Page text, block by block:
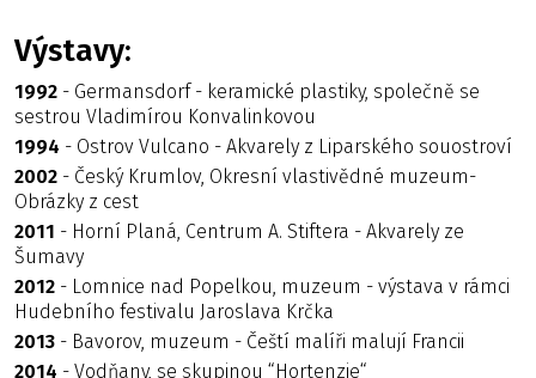
Výstavy:
1992 - Germansdorf - keramické plastiky, společně se
sestrou Vladimírou Konvalinkovou
1994 - Ostrov Vulcano - Akvarely z Liparského souostroví
2002 - Český Krumlov, Okresní vlastivědné muzeum-
Obrázky z cest
2011 - Horní Planá, Centrum A. Stiftera - Akvarely ze
Šumavy
2012 - Lomnice nad Popelkou, muzeum - výstava v rámci
Hudebního festivalu Jaroslava Krčka
2013 - Bavorov, muzeum - Čeští malíři malují Francii
2014 - Vodňany, se skupinou “Hortenzie“